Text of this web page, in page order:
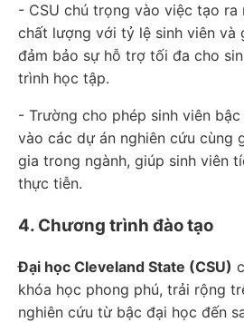
- CSU chú trọng vào việc tạo
chất lượng với tỷ lệ sinh viên và
đảm bảo sự hỗ trợ tối đa cho
trình học tập.
- Trường cho phép sinh viên
vào các dự án nghiên cứu cùng
gia trong ngành, giúp sinh viên
thực tiễn.
4. Chương trình đào tạo
Đại học Cleveland State (CSU)
khóa học phong phú, trải rộng
nghiên cứu từ bậc đại học đến